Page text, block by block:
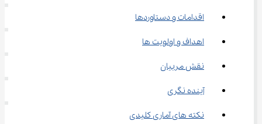
اقدامات و دستاوردها
اهداف و اولویت ها
نقش مربیان
آینده نگری
نکته های آماری کلیدی